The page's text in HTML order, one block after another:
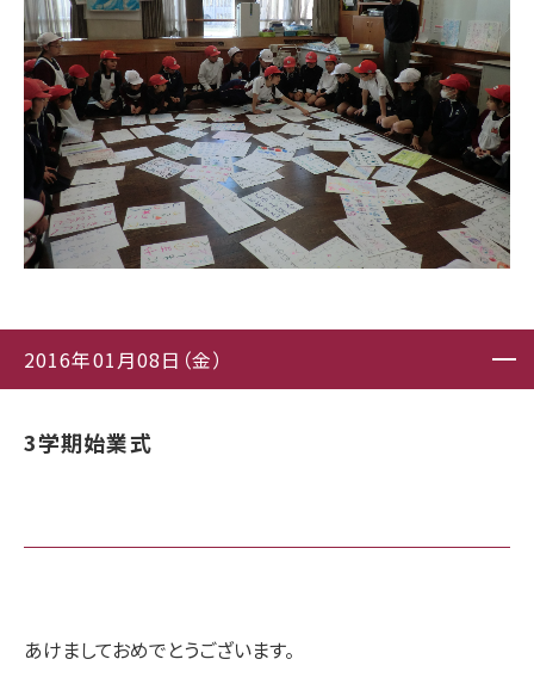
2016年01月08日（金）
3学期始業式
あけましておめでとうございます。